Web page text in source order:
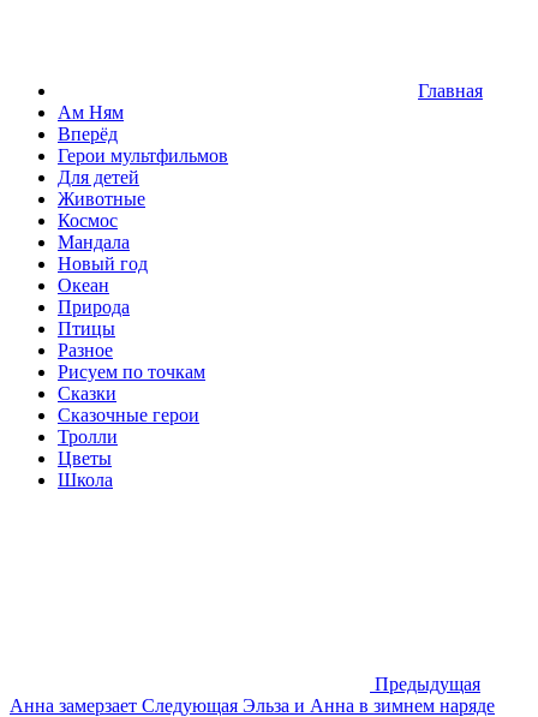
Главная
Ам Ням
Вперёд
Герои мультфильмов
Для детей
Животные
Космос
Мандала
Новый год
Океан
Природа
Птицы
Разное
Рисуем по точкам
Сказки
Сказочные герои
Тролли
Цветы
Школа
Предыдущая
Анна замерзает Следующая Эльза и Анна в зимнем наряде